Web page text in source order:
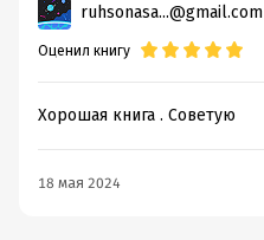
ruhsonasa...@gmail.com
Оценил книгу
Хорошая книга . Советую
18 мая 2024